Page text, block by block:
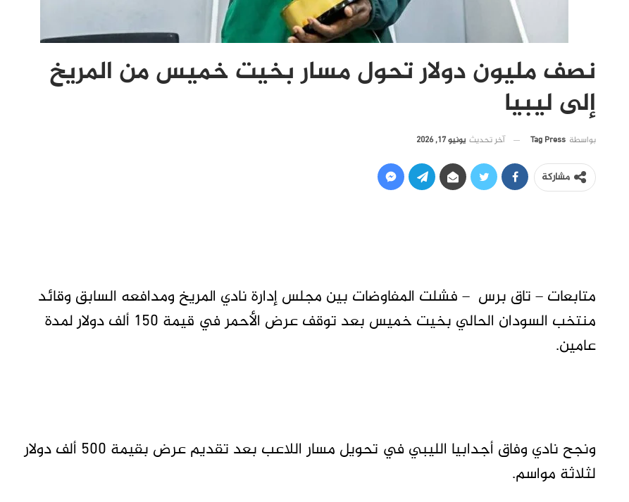
نصف مليون دولار تحول مسار بخيت خميس من المريخ
إلى ليبيا
بواسطة Tag Press آخر تحديث يونيو 17, 2026
مشاركة
متابعات – تاق برس – فشلت المفاوضات بين مجلس إدارة نادي المريخ ومدافعه السابق وقائد
منتخب السودان الحالي بخيت خميس بعد توقف عرض الأحمر في قيمة 150 ألف دولار لمدة
عامين.
ونجح نادي وفاق أجدابيا الليبي في تحويل مسار اللاعب بعد تقديم عرض بقيمة 500 ألف دولار
لثلاثة مواسم.